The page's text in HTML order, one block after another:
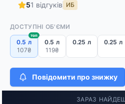
51 відгуків ИБ
ДОСТУПНІ ОБ'ЄМИ
0.5 л
107₴
топ
0.5 л
119₴
0.25 л 0.25 л
Повідомити про знижку
ЗАРАЗ